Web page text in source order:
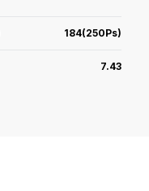
184(250Ps)
7.43